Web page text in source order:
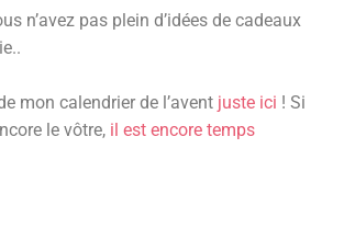
n’avez pas plein d’idées de cadeaux
mon calendrier de l’avent juste ici ! Si
le vôtre, il est encore temps